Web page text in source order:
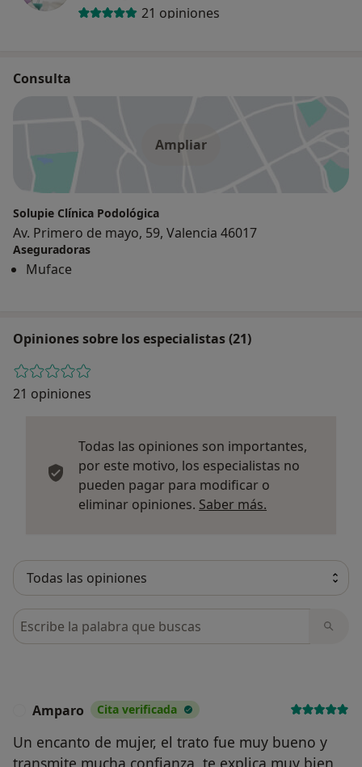
21 opiniones
Consulta
Ampliar
Solupie Clínica Podológica
Av. Primero de mayo, 59, Valencia 46017
Aseguradoras
Muface
Opiniones sobre los especialistas (21)
21 opiniones
Todas las opiniones son importantes,
por este motivo, los especialistas no
pueden pagar para modificar o
eliminar opiniones. Saber más.
Busca en opiniones
Amparo Cita verificada
Un encanto de mujer, el trato fue muy bueno y
transmite mucha confianza, te explica muy bien